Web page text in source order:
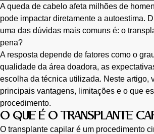
A queda de cabelo afeta milhões de
pode impactar diretamente a autoestima.
uma das dúvidas mais comuns é: o
pena?
A resposta depende de fatores como o
qualidade da área doadora, as
escolha da técnica utilizada. Neste artigo,
principais vantagens, limitações e o que
procedimento.
O QUE É O TRANSPLANTE
O transplante capilar é um procedimento